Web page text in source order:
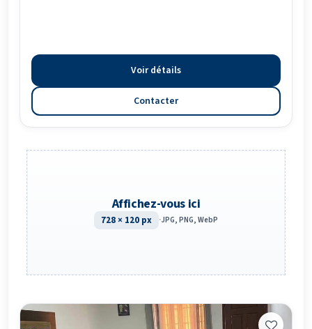
Voir détails
Contacter
Affichez-vous ici
728 × 120 px ·JPG, PNG, WebP